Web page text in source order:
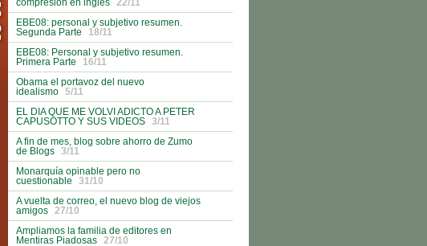
EBE08: personal y subjetivo resumen.
Segunda Parte
18/11
EBE08: Personal y subjetivo resumen.
Primera Parte
16/11
Obama el portavoz del nuevo
idealismo
5/11
EL DIA QUE ME VOLVI ADICTO A PETER
CAPUSOTTO Y SUS VIDEOS
3/11
A fin de mes, blog sobre ahorro de Zumo
de Blogs
3/11
Monarquía opinable pero no
cuestionable
31/10
A vuelta de correo, el nuevo blog de viejos
amigos
27/10
Ampliamos la familia de editores en
Mentiras Piadosas
27/10